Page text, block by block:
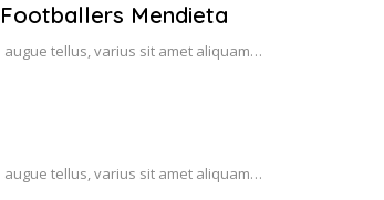
Mendieta
augue tellus, varius sit amet aliquam…
augue tellus, varius sit amet aliquam…